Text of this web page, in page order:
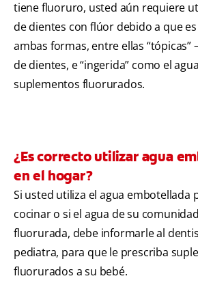
tiene fluoruro, usted aún requiere
de dientes con flúor debido a que
ambas formas, entre ellas “tópicas”
de dientes, e “ingerida” como el
suplementos fluorurados.
¿Es correcto utilizar agua
en el hogar?
Si usted utiliza el agua embotellada
cocinar o si el agua de su
fluorurada, debe informarle al
pediatra, para que le prescriba
fluorurados a su bebé.